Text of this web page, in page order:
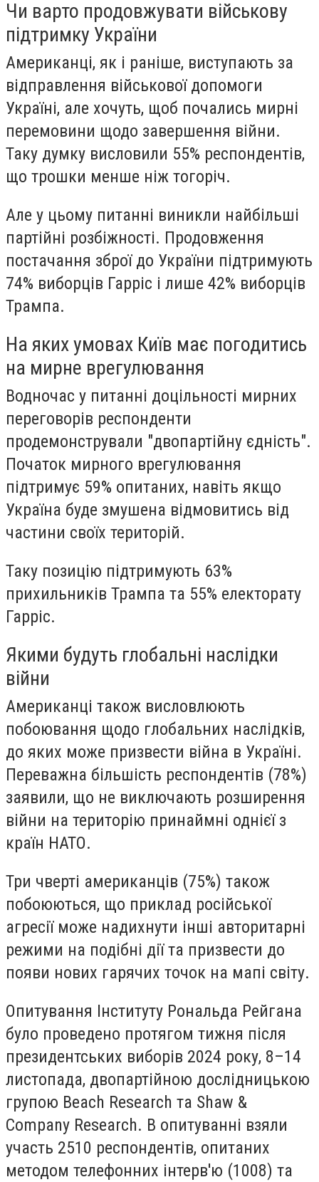
Чи варто продовжувати військову
підтримку України
Американці, як і раніше, виступають за
відправлення військової допомоги
Україні, але хочуть, щоб почались мирні
перемовини щодо завершення війни.
Таку думку висловили 55% респондентів,
що трошки менше ніж тогоріч.
Але у цьому питанні виникли найбільші
партійні розбіжності. Продовження
постачання зброї до України підтримують
74% виборців Гарріс і лише 42% виборців
Трампа.
На яких умовах Київ має погодитись
на мирне врегулювання
Водночас у питанні доцільності мирних
переговорів респонденти
продемонстрували "двопартійну єдність".
Початок мирного врегулювання
підтримує 59% опитаних, навіть якщо
Україна буде змушена відмовитись від
частини своїх територій.
Таку позицію підтримують 63%
прихильників Трампа та 55% електорату
Гарріс.
Якими будуть глобальні наслідки
війни
Американці також висловлюють
побоювання щодо глобальних наслідків,
до яких може призвести війна в Україні.
Переважна більшість респондентів (78%)
заявили, що не виключають розширення
війни на територію принаймні однієї з
країн НАТО.
Три чверті американців (75%) також
побоюються, що приклад російської
агресії може надихнути інші авторитарні
режими на подібні дії та призвести до
появи нових гарячих точок на мапі світу.
Опитування Інституту Рональда Рейгана
було проведено протягом тижня після
президентських виборів 2024 року, 8–14
листопада, двопартійною дослідницькою
групою Beach Research та Shaw &
Company Research. В опитуванні взяли
участь 2510 респондентів, опитаних
методом телефонних інтерв'ю (1008) та